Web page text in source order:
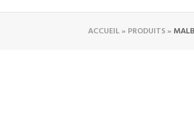
ACCUEIL» PRODUITS»